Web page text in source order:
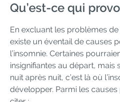
Qu’est-ce qui
En excluant les problèmes
existe un éventail de causes
l’insomnie. Certaines
insignifiantes au départ, mais
nuit après nuit, c’est là où
développer. Parmi les